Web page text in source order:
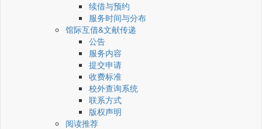
续借与预约
服务时间与分布
馆际互借&文献传递
公告
服务内容
提交申请
收费标准
校外查询系统
联系方式
版权声明
阅读推荐